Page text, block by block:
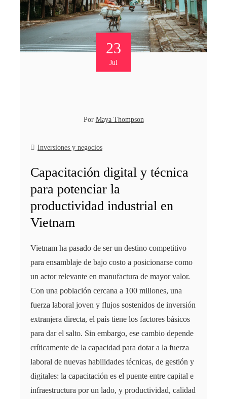
23
Jul
Por Maya Thompson
Inversiones y negocios
Capacitación digital y técnica
para potenciar la
productividad industrial en
Vietnam
Vietnam ha pasado de ser un destino competitivo
para ensamblaje de bajo costo a posicionarse como
un actor relevante en manufactura de mayor valor.
Con una población cercana a 100 millones, una
fuerza laboral joven y flujos sostenidos de inversión
extranjera directa, el país tiene los factores básicos
para dar el salto. Sin embargo, ese cambio depende
críticamente de la capacidad para dotar a la fuerza
laboral de nuevas habilidades técnicas, de gestión y
digitales: la capacitación es el puente entre capital e
infraestructura por un lado, y productividad, calidad